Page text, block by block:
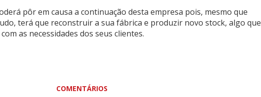
pôr em causa a continuação desta empresa pois, mesmo que
terá que reconstruir a sua fábrica e produzir novo stock, algo que
as necessidades dos seus clientes.
COMENTÁRIOS